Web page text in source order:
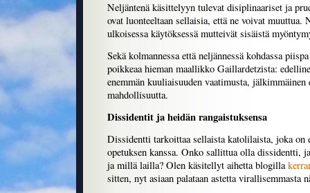
Neljäntenä käsittelyyn tulevat disiplinaariset ja
ovat luonteeltaan sellaisia, että ne voivat muuttua.
ulkoisessa käytöksessä mutteivät sisäistä
Sekä kolmannessa että neljännessä kohdassa
poikkeaa hieman maallikko Gaillardetzista:
enemmän kuuliaisuuden vaatimusta,
mahdollisuutta.
Dissidentit ja heidän rangaistuksensa
Dissidentti tarkoittaa sellaista katolilaista, joka
opetuksen kanssa. Onko sallittua olla dissidentti,
ja millä lailla? Olen käsitellyt aihetta blogilla
sitten, nyt asiaan palataan astetta virallisemmasta